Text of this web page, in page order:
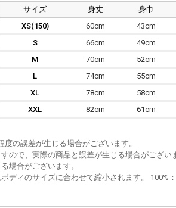
サイズ 身丈 身巾
XS(150)
60cm 43cm
S
66cm 49cm
M
70cm 52cm
L
74cm 55cm
XL
78cm 58cm
XXL
82cm 61cm
の誤差が生じる場合がございます。
ので、実際の商品と誤差が生じる場合がござい
場合がございます。
ィのサイズに合わせて縮小されます。 100%：